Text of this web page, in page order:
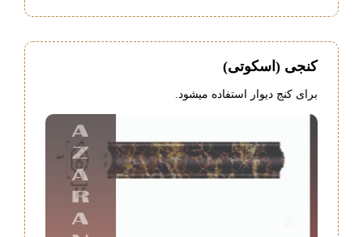
کنجی (اسکوتی)
برای کنج دیوار استفاده میشود.